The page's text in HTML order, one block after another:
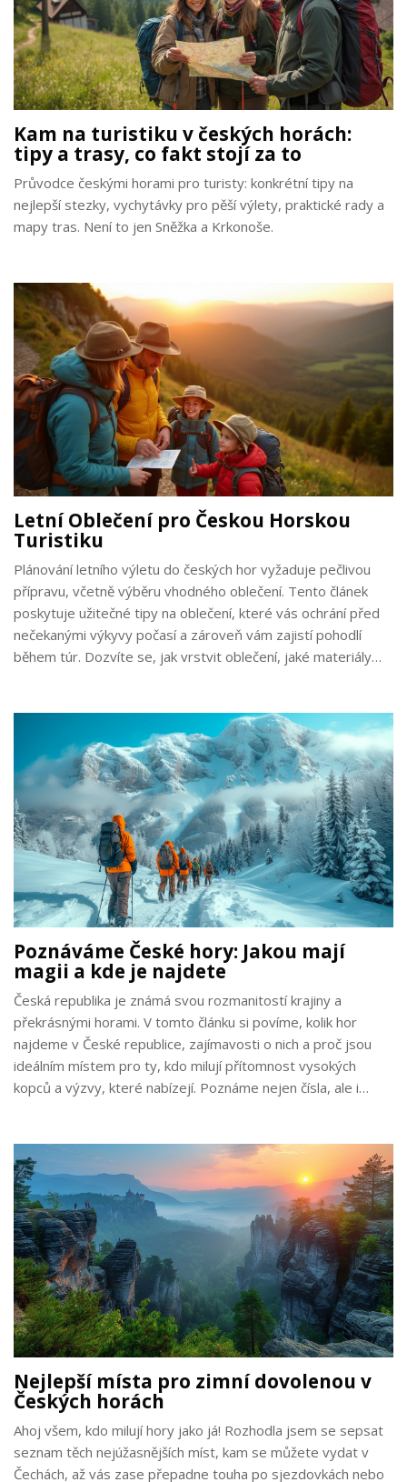
Kam na turistiku v českých horách:
tipy a trasy, co fakt stojí za to
Průvodce českými horami pro turisty: konkrétní tipy na
nejlepší stezky, vychytávky pro pěší výlety, praktické rady a
mapy tras. Není to jen Sněžka a Krkonoše.
Letní Oblečení pro Českou Horskou
Turistiku
Plánování letního výletu do českých hor vyžaduje pečlivou
přípravu, včetně výběru vhodného oblečení. Tento článek
poskytuje užitečné tipy na oblečení, které vás ochrání před
nečekanými výkyvy počasí a zároveň vám zajistí pohodlí
během túr. Dozvíte se, jak vrstvit oblečení, jaké materiály
přírodě do maxima, ať už počasí udělá cokoliv.
Poznáváme České hory: Jakou mají
magii a kde je najdete
Česká republika je známá svou rozmanitostí krajiny a
překrásnými horami. V tomto článku si povíme, kolik hor
najdeme v České republice, zajímavosti o nich a proč jsou
ideálním místem pro ty, kdo milují přítomnost vysokých
kopců a výzvy, které nabízejí. Poznáme nejen čísla, ale i
Nejlepší místa pro zimní dovolenou v
Českých horách
Ahoj všem, kdo milují hory jako já! Rozhodla jsem se sepsat
seznam těch nejúžasnějších míst, kam se můžete vydat v
Čechách, až vás zase přepadne touha po sjezdovkách nebo